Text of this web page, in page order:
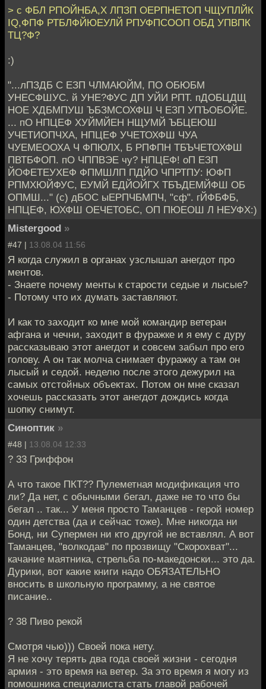
> с ФБЛ РПОЙНБА,Х ЛПЗП ОЕРПНЕТОП ЧЩУПЛЙК
IQ,ФПФ РТБЛФЙЮЕУЛЙ РПУФПСООП ОБД УПВПК
ТЦ?Ф?
:)
"...лПЗДБ С ЕЗП ЧЛМАЮЙМ, ПО ОБЮБМ
УНЕСФШУС. й УНЕ?ФУС ДП УЙИ РПТ. пДОБЦДЩ
НОЕ ХДБМПУШ ЪБЗМСОХФШ Ч ЕЗП УПЪОБОЙЕ.
... пО НПЦЕФ ХУЙМЙЕН НЩУМЙ ЪБЦЕЮШ
УЧЕТИОПЧХА, НПЦЕФ УЧЕТОХФШ ЧУА
ЧУЕМЕООХА Ч ФПЮЛХ, Б РПФПН ТБЪЧЕТОХФШ
ПВТБФОП. пО ЧППВЭЕ чу? НПЦЕФ! оП ЕЗП
ЙОФЕТЕУХЕФ ФПМШЛП ПДЙО ЧПРТПУ: ЮФП
РПМХЮЙФУС, ЕУМЙ ЕДЙОЙГХ ТБЪДЕМЙФШ ОБ
ОПМШ..." (c) дБОС ыЕРПЧБМПЧ, "сф". гЙФБФБ,
НПЦЕФ, ЮХФШ ОЕЧЕТОБС, ОП ПЮЕОШ Л НЕУФХ:)
Mistergood »
#47 | 13.08.04 11:56
Я когда служил в органах узслышал анегдот про
ментов.
- Знаете почему менты к старости седые и лысые?
- Потому что их думать заставляют.
И как то заходит ко мне мой командир ветеран
афгана и чечни, заходит в фуражке и я ему с дуру
рассказываю этот анегдот и совсем забыл про его
голову. А он так молча снимает фуражку а там он
лысый и седой. неделю после этого дежурил на
самых отстойных объектах. Потом он мне сказал
хочешь рассказать этот анегдот дождись когда
шопку снимут.
Синоптик »
#48 | 13.08.04 12:33
? 33 Гриффон
А что такое ПКТ?? Пулеметная модификация что
ли? Да нет, с обычными бегал, даже не то что бы
бегал .. так... У меня просто Таманцев - герой номер
один детства (да и сейчас тоже). Мне никогда ни
Бонд, ни Супермен ни кто другой не вставлял. А вот
Таманцев, "волкодав" по прозвищу "Скорохват"...
качание маятника, стрельба по-македонски... это да.
Дурики, вот какие книги надо ОБЯЗАТЕЛЬНО
вносить в школьную программу, а не святое
писание..
? 38 Пиво рекой
Смотря чью))) Своей пока нету.
Я не хочу терять два года своей жизни - сегодня
армия - это время на ветер. За это время я могу из
помошника специалиста стать главой рабочей